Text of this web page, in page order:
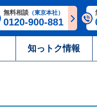
無料相談 （東京本社）
0120-900-881
知っトク情報